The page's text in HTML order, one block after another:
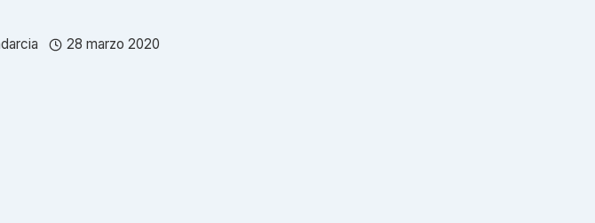
28 marzo 2020